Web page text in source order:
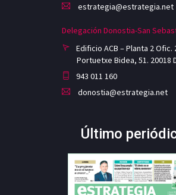
estrategia@estrategia.net
Delegación Donostia-San
Edificio ACB – Planta 2 Ofic.
Portuetxe Bidea, 51. 20018
943 011 160
donostia@estrategia.net
Último